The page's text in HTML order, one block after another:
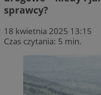
sprawcy?
18 kwietnia 2025 13:15
Czas czytania: 5 min.